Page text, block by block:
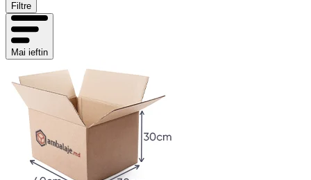
Filtre
Mai ieftin